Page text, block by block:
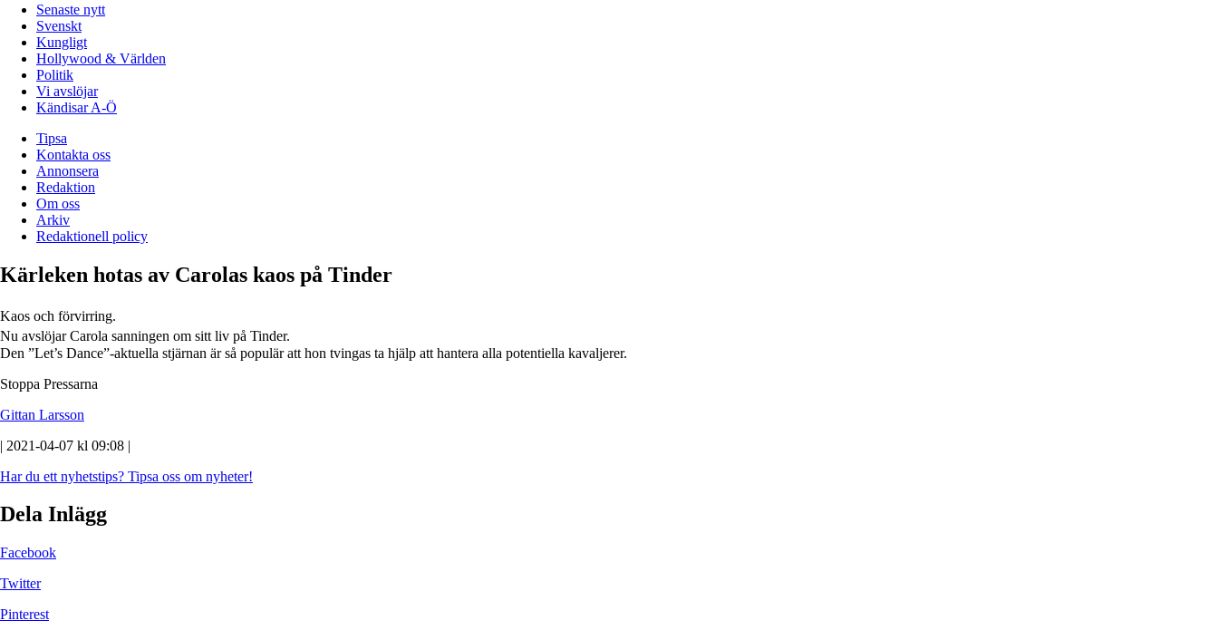
Senaste nytt
Svenskt
Kungligt
Hollywood & Världen
Politik
Vi avslöjar
Kändisar A-Ö
Tipsa
Kontakta oss
Annonsera
Redaktion
Om oss
Arkiv
Redaktionell policy
Kärleken hotas av Carolas kaos på Tinder
Kaos och förvirring.
Nu avslöjar Carola sanningen om sitt liv på Tinder.
Den ”Let’s Dance”-aktuella stjärnan är så populär att hon tvingas ta hjälp att hantera alla potentiella kavaljerer.
Stoppa Pressarna
Gittan Larsson
| 2021-04-07 kl 09:08 |
Har du ett nyhetstips? Tipsa oss om nyheter!
Dela Inlägg
Facebook
Twitter
Pinterest